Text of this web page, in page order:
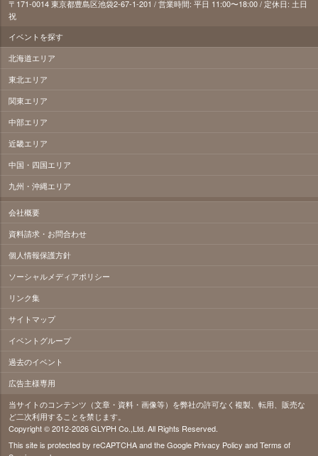
〒171‐0014 東京都豊島区池袋2-67-1-201 / 営業時間: 平日 11:00〜18:00 / 定休日: 土日
祝
イベントを探す
北海道エリア
東北エリア
関東エリア
中部エリア
近畿エリア
中国・四国エリア
九州・沖縄エリア
会社概要
資料請求・お問合わせ
個人情報保護方針
ソーシャルメディアポリシー
リンク集
サイトマップ
イベントグループ
過去のイベント
広告主様専用
当サイトのコンテンツ（文章・資料・画像等）を弊社の許可なく複製、転用、販売な
ど二次利用することを禁じます。
Copyright © 2012-2026 GLYPH Co.,Ltd. All Rights Reserved.
This site is protected by reCAPTCHA and the Google Privacy Policy andTerms of